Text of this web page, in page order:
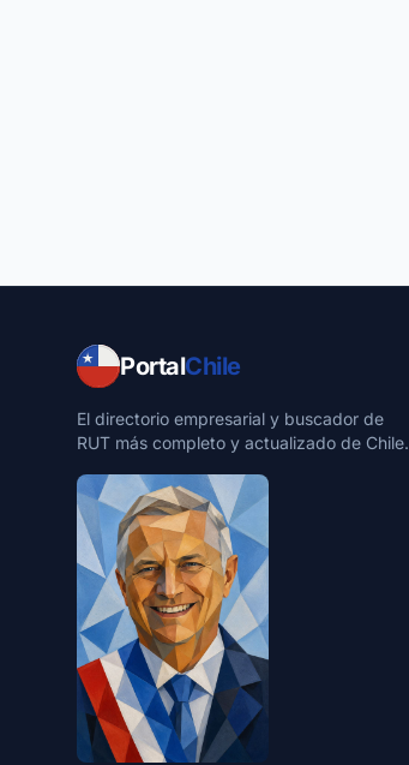
PortalChile
El directorio empresarial y buscador de
RUT más completo y actualizado de Chile.